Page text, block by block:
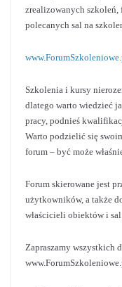
zrealizowanych
polecanych sal na
Szkolenia i kursy
dlatego warto wiedzieć
pracy, podnieś
Warto podzielić się
forum – być może
Forum skierowane jest
użytkowników, a także
właścicieli obiektów i
Zapraszamy wszystkich